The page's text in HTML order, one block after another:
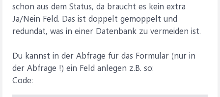
schon aus dem Status, da braucht es kein extra
Ja/Nein Feld. Das ist doppelt gemoppelt und
redundat, was in einer Datenbank zu vermeiden ist.
Du kannst in der Abfrage für das Formular (nur in
der Abfrage !) ein Feld anlegen z.B. so:
Code: